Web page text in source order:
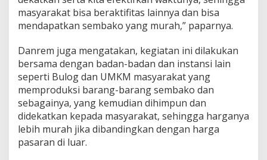
masyarakat bisa beraktifitas lainnya dan bisa
mendapatkan sembako yang murah,” paparnya.
Danrem juga mengatakan, kegiatan ini dilakukan
bersama dengan badan-badan dan instansi lain
seperti Bulog dan UMKM masyarakat yang
memproduksi barang-barang sembako dan
sebagainya, yang kemudian dihimpun dan
didekatkan kepada masyarakat, sehingga harganya
lebih murah jika dibandingkan dengan harga
pasaran di luar.